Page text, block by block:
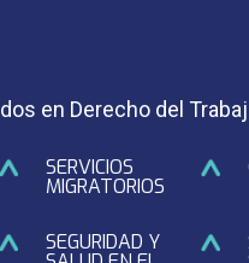
en Derecho del
SERVICIOS
MIGRATORIOS
SEGURIDAD Y